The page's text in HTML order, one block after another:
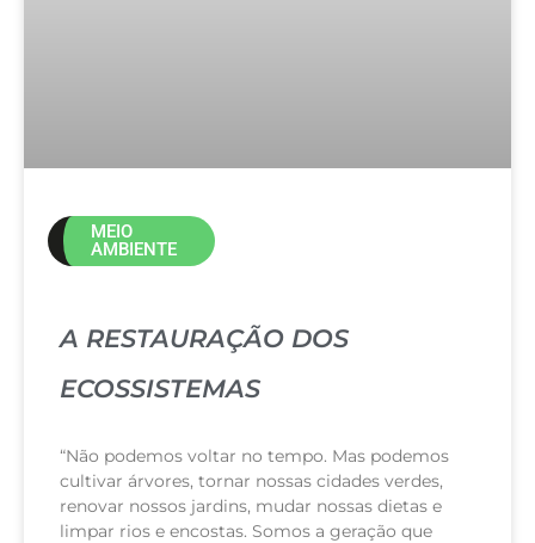
MEIO
AMBIENTE
A RESTAURAÇÃO DOS
ECOSSISTEMAS
“Não podemos voltar no tempo. Mas podemos
cultivar árvores, tornar nossas cidades verdes,
renovar nossos jardins, mudar nossas dietas e
limpar rios e encostas. Somos a geração que